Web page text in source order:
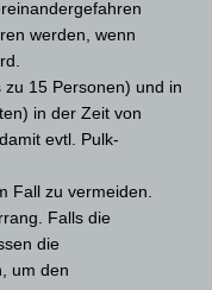
werden, wenn
15 Personen) und in
in der Zeit von
evtl. Pulk-
Fall zu vermeiden.
Falls die
die
um den